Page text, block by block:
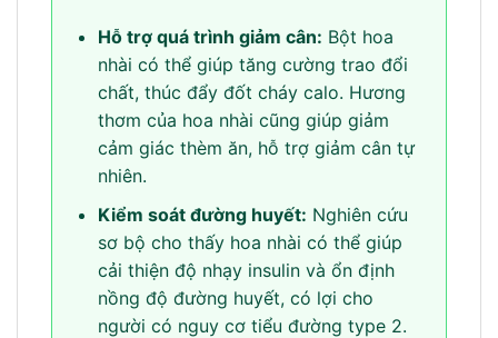
Hỗ trợ quá trình giảm cân: Bột hoa
nhài có thể giúp tăng cường trao đổi
chất, thúc đẩy đốt cháy calo. Hương
thơm của hoa nhài cũng giúp giảm
cảm giác thèm ăn, hỗ trợ giảm cân tự
nhiên.
Kiểm soát đường huyết: Nghiên cứu
sơ bộ cho thấy hoa nhài có thể giúp
cải thiện độ nhạy insulin và ổn định
nồng độ đường huyết, có lợi cho
người có nguy cơ tiểu đường type 2.